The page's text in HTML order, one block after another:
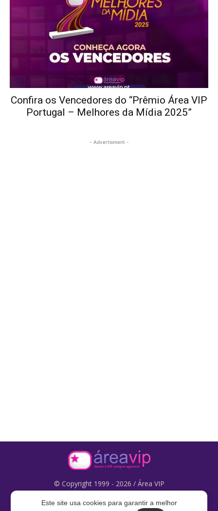
Este site usa cookies para garantir a melhor
Confira os Vencedores do “Prêmio Área VIP
Portugal – Melhores da Mídia 2025”
- Advertisment -
© Copyright 1999 - 2026 / Área VIP